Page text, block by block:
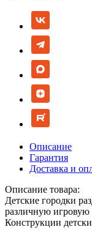
Описание
Гарантия
Доставка и
Описание товара:
Детские городки
различную игровую
Конструкции